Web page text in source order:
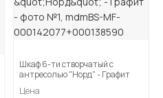
Шкаф 6-ти створчатый с
антресолью "Норд" - Графит
Цена